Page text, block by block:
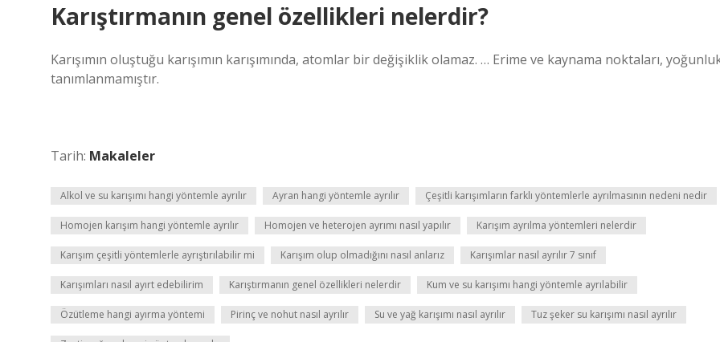
Karıştırmanın genel özellikleri nelerdir?
Karışımın oluştuğu karışımın karışımında, atomlar bir değişiklik olamaz. … Erime ve kaynama noktaları,
tanımlanmamıştır.
Tarih: Makaleler
Alkol ve su karışımı hangi yöntemle ayrılır Ayran hangi yöntemle ayrılır Çeşitli karışımların farklı yöntemlerle ayrılmasının nedeni nedir
Homojen karışım hangi yöntemle ayrılır Homojen ve heterojen ayrımı nasıl yapılır Karışım ayrılma yöntemleri nelerdir
Karışım çeşitli yöntemlerle ayrıştırılabilir mi Karışım olup olmadığını nasıl anlarız Karışımlar nasıl ayrılır 7 sınıf
Karışımları nasıl ayırt edebilirim Karıştırmanın genel özellikleri nelerdir Kum ve su karışımı hangi yöntemle ayrılabilir
Özütleme hangi ayırma yöntemi Pirinç ve nohut nasıl ayrılır Su ve yağ karışımı nasıl ayrılır Tuz şeker su karışımı nasıl ayrılır